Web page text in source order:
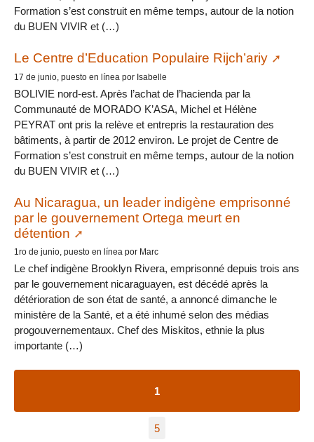
Formation s’est construit en même temps, autour de la notion
du BUEN VIVIR et (…)
Le Centre d’Education Populaire Rijch’ariy
17 de junio, puesto en línea por Isabelle
BOLIVIE nord-est. Après l’achat de l’hacienda par la
Communauté de MORADO K’ASA, Michel et Hélène
PEYRAT ont pris la relève et entrepris la restauration des
bâtiments, à partir de 2012 environ. Le projet de Centre de
Formation s’est construit en même temps, autour de la notion
du BUEN VIVIR et (…)
Au Nicaragua, un leader indigène emprisonné
par le gouvernement Ortega meurt en
détention
1ro de junio, puesto en línea por Marc
Le chef indigène Brooklyn Rivera, emprisonné depuis trois ans
par le gouvernement nicaraguayen, est décédé après la
détérioration de son état de santé, a annoncé dimanche le
ministère de la Santé, et a été inhumé selon des médias
progouvernementaux. Chef des Miskitos, ethnie la plus
importante (…)
1
5